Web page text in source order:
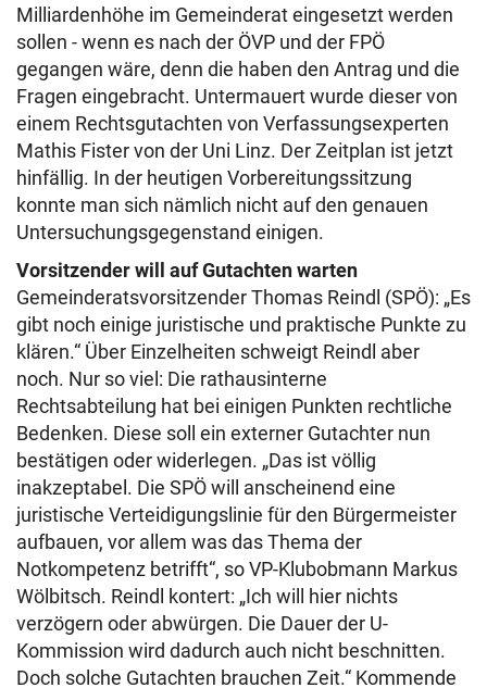
Milliardenhöhe im Gemeinderat eingesetzt werden
sollen - wenn es nach der ÖVP und der FPÖ
gegangen wäre, denn die haben den Antrag und die
Fragen eingebracht. Untermauert wurde dieser von
einem Rechtsgutachten von Verfassungsexperten
Mathis Fister von der Uni Linz. Der Zeitplan ist jetzt
hinfällig. In der heutigen Vorbereitungssitzung
konnte man sich nämlich nicht auf den genauen
Untersuchungsgegenstand einigen.
Vorsitzender will auf Gutachten warten
Gemeinderatsvorsitzender Thomas Reindl (SPÖ): „Es
gibt noch einige juristische und praktische Punkte zu
klären.“ Über Einzelheiten schweigt Reindl aber
noch. Nur so viel: Die rathausinterne
Rechtsabteilung hat bei einigen Punkten rechtliche
Bedenken. Diese soll ein externer Gutachter nun
bestätigen oder widerlegen. „Das ist völlig
inakzeptabel. Die SPÖ will anscheinend eine
juristische Verteidigungslinie für den Bürgermeister
aufbauen, vor allem was das Thema der
Notkompetenz betrifft“, so VP-Klubobmann Markus
Wölbitsch. Reindl kontert: „Ich will hier nichts
verzögern oder abwürgen. Die Dauer der U-
Kommission wird dadurch auch nicht beschnitten.
Doch solche Gutachten brauchen Zeit.“ Kommende